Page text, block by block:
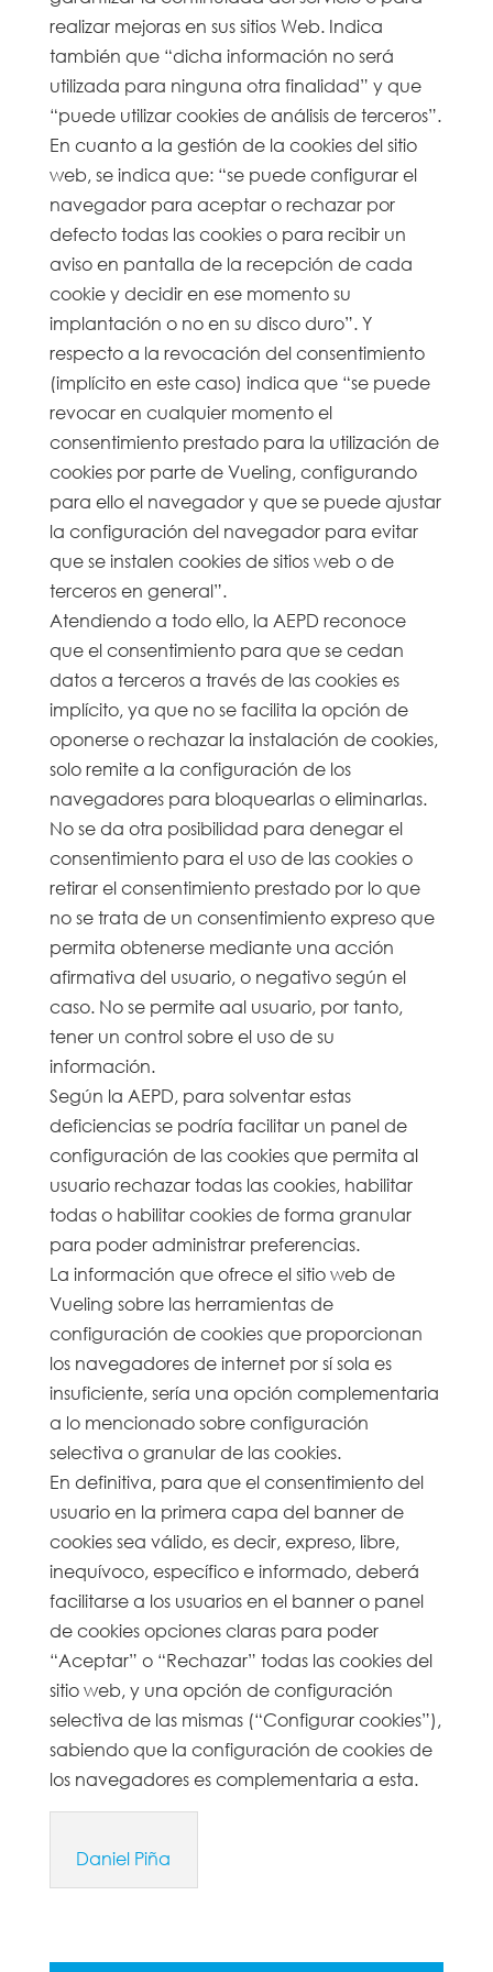
realizar mejoras en sus sitios Web. Indica
también que “dicha información no será
utilizada para ninguna otra finalidad” y que
“puede utilizar cookies de análisis de terceros”.
En cuanto a la gestión de la cookies del sitio
web, se indica que: “se puede configurar el
navegador para aceptar o rechazar por
defecto todas las cookies o para recibir un
aviso en pantalla de la recepción de cada
cookie y decidir en ese momento su
implantación o no en su disco duro”. Y
respecto a la revocación del consentimiento
(implícito en este caso) indica que “se puede
revocar en cualquier momento el
consentimiento prestado para la utilización de
cookies por parte de Vueling, configurando
para ello el navegador y que se puede ajustar
la configuración del navegador para evitar
que se instalen cookies de sitios web o de
terceros en general”.
Atendiendo a todo ello, la AEPD reconoce
que el consentimiento para que se cedan
datos a terceros a través de las cookies es
implícito, ya que no se facilita la opción de
oponerse o rechazar la instalación de cookies,
solo remite a la configuración de los
navegadores para bloquearlas o eliminarlas.
No se da otra posibilidad para denegar el
consentimiento para el uso de las cookies o
retirar el consentimiento prestado por lo que
no se trata de un consentimiento expreso que
permita obtenerse mediante una acción
afirmativa del usuario, o negativo según el
caso. No se permite aal usuario, por tanto,
tener un control sobre el uso de su
información.
Según la AEPD, para solventar estas
deficiencias se podría facilitar un panel de
configuración de las cookies que permita al
usuario rechazar todas las cookies, habilitar
todas o habilitar cookies de forma granular
para poder administrar preferencias.
La información que ofrece el sitio web de
Vueling sobre las herramientas de
configuración de cookies que proporcionan
los navegadores de internet por sí sola es
insuficiente, sería una opción complementaria
a lo mencionado sobre configuración
selectiva o granular de las cookies.
En definitiva, para que el consentimiento del
usuario en la primera capa del banner de
cookies sea válido, es decir, expreso, libre,
inequívoco, específico e informado, deberá
facilitarse a los usuarios en el banner o panel
de cookies opciones claras para poder
“Aceptar” o “Rechazar” todas las cookies del
sitio web, y una opción de configuración
selectiva de las mismas (“Configurar cookies”),
sabiendo que la configuración de cookies de
los navegadores es complementaria a esta.
Daniel Piña